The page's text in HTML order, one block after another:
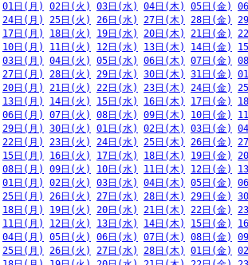
01日(月) 02日(火) 03日(水) 04日(木) 05日(金)
24日(月) 25日(火) 26日(水) 27日(木) 28日(金)
17日(月) 18日(火) 19日(水) 20日(木) 21日(金)
10日(月) 11日(火) 12日(水) 13日(木) 14日(金)
03日(月) 04日(火) 05日(水) 06日(木) 07日(金)
27日(月) 28日(火) 29日(水) 30日(木) 31日(金)
20日(月) 21日(火) 22日(水) 23日(木) 24日(金)
13日(月) 14日(火) 15日(水) 16日(木) 17日(金)
06日(月) 07日(火) 08日(水) 09日(木) 10日(金)
29日(月) 30日(火) 01日(水) 02日(木) 03日(金)
22日(月) 23日(火) 24日(水) 25日(木) 26日(金)
15日(月) 16日(火) 17日(水) 18日(木) 19日(金)
08日(月) 09日(火) 10日(水) 11日(木) 12日(金)
01日(月) 02日(火) 03日(水) 04日(木) 05日(金)
25日(月) 26日(火) 27日(水) 28日(木) 29日(金)
18日(月) 19日(火) 20日(水) 21日(木) 22日(金)
11日(月) 12日(火) 13日(水) 14日(木) 15日(金)
04日(月) 05日(火) 06日(水) 07日(木) 08日(金)
25日(月) 26日(火) 27日(水) 28日(木) 01日(金)